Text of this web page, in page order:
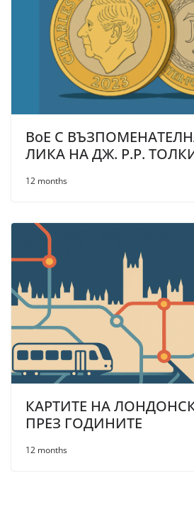
BoE С
ЛИКА НА ДЖ. Р.Р.
12 months
КАРТИТЕ НА
ПРЕЗ ГОДИНИТЕ
12 months